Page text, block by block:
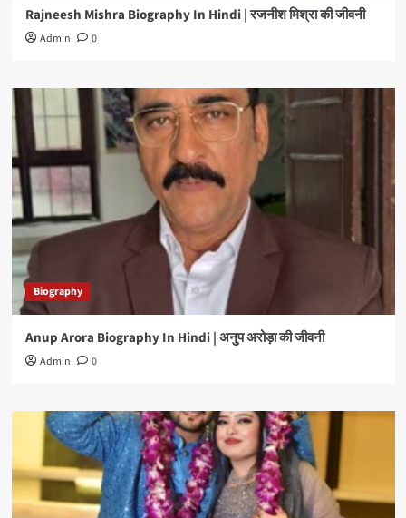
Rajneesh Mishra Biography In Hindi | रजनीश मिश्रा की जीवनी
Admin 0
Biography
Anup Arora Biography In Hindi | अनुप अरोड़ा की जीवनी
Admin 0